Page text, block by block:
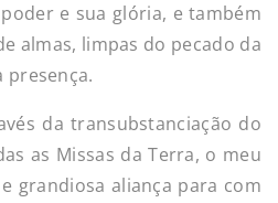
e sua glória, e também
almas, limpas do pecado da
presença.
da transubstanciação do
as Missas da Terra, o meu
grandiosa aliança para com